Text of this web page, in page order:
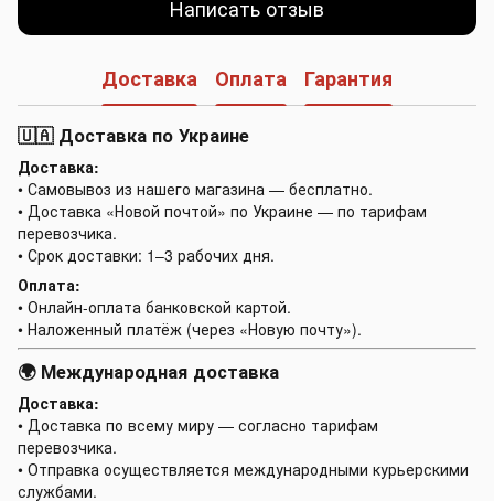
Написать отзыв
Доставка Оплата Гарантия
🇺🇦 Доставка по Украине
Доставка:
• Самовывоз из нашего магазина — бесплатно.
• Доставка «Новой почтой» по Украине — по тарифам
перевозчика.
• Срок доставки: 1–3 рабочих дня.
Оплата:
• Онлайн-оплата банковской картой.
• Наложенный платёж (через «Новую почту»).
🌍 Международная доставка
Доставка:
• Доставка по всему миру — согласно тарифам
перевозчика.
• Отправка осуществляется международными курьерскими
службами.